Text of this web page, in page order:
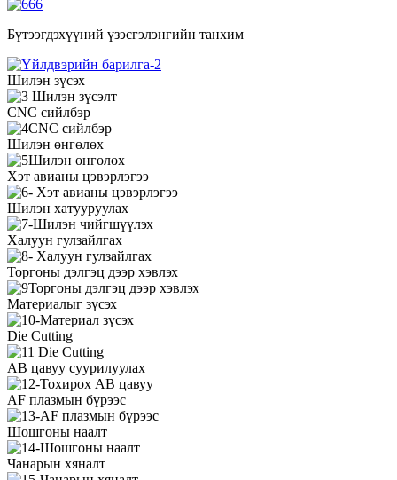
Бүтээгдэхүүний үзэсгэлэнгийн танхим
Шилэн зүсэх
CNC сийлбэр
Шилэн өнгөлөх
Хэт авианы цэвэрлэгээ
Шилэн хатууруулах
Халуун гулзайлгах
Торгоны дэлгэц дээр хэвлэх
Материалыг зүсэх
Die Cutting
AB цавуу суурилуулах
AF плазмын бүрээс
Шошгоны наалт
Чанарын хяналт